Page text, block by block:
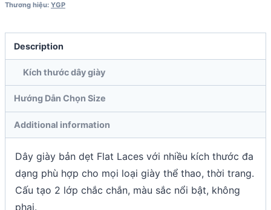
Thương hiệu: YGP
Description
Kích thước dây giày
Hướng Dẫn Chọn Size
Additional information
Dây giày bản dẹt Flat Laces với nhiều kích thước đa
dạng phù hợp cho mọi loại giày thể thao, thời trang.
Cấu tạo 2 lớp chắc chắn, màu sắc nổi bật, không
phai.